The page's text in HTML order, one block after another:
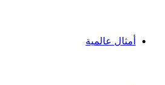
أمثال عالمية